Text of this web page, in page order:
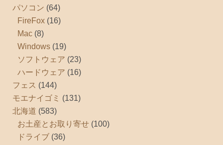
パソコン (64)
FireFox (16)
Mac (8)
Windows (19)
ソフトウェア (23)
ハードウェア (16)
フェス (144)
モエナイゴミ (131)
北海道 (583)
お土産とお取り寄せ (100)
ドライブ (36)